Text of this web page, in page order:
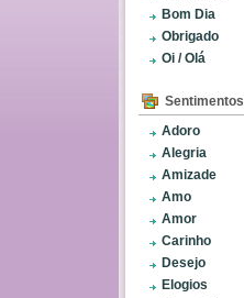
Bom Dia
Obrigado
Oi / Olá
Sentimentos
Adoro
Alegria
Amizade
Amo
Amor
Carinho
Desejo
Elogios